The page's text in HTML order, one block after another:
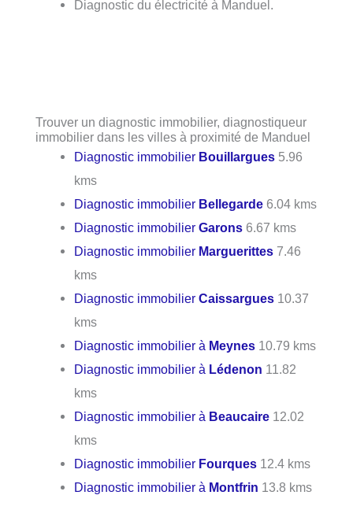
Diagnostic du électricité à Manduel.
Trouver un diagnostic immobilier, diagnostiqueur
immobilier dans les villes à proximité de Manduel
Diagnostic immobilier Bouillargues 5.96
kms
Diagnostic immobilier Bellegarde 6.04 kms
Diagnostic immobilierGarons 6.67 kms
Diagnostic immobilier Marguerittes 7.46
kms
Diagnostic immobilierCaissargues 10.37
kms
Diagnostic immobilier à Meynes 10.79 kms
Diagnostic immobilier à Lédenon 11.82
kms
Diagnostic immobilier à Beaucaire 12.02
kms
Diagnostic immobilier Fourques 12.4 kms
Diagnostic immobilier à Montfrin 13.8 kms